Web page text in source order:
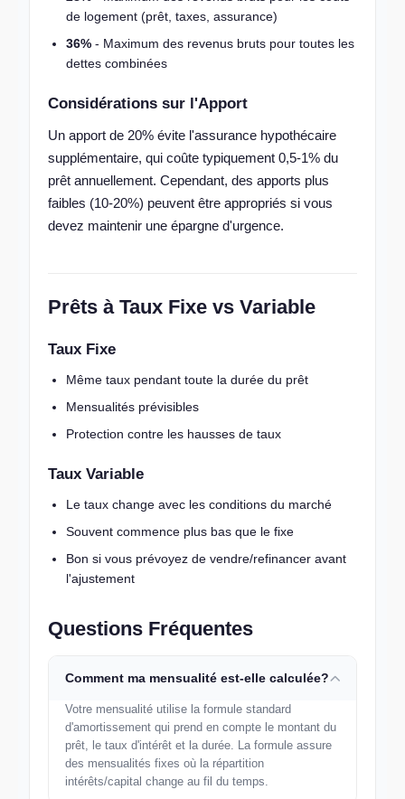
de logement (prêt, taxes, assurance)
36% - Maximum des revenus bruts pour toutes les
dettes combinées
Considérations sur l'Apport
Un apport de 20% évite l'assurance hypothécaire
supplémentaire, qui coûte typiquement 0,5-1% du
prêt annuellement. Cependant, des apports plus
faibles (10-20%) peuvent être appropriés si vous
devez maintenir une épargne d'urgence.
Prêts à Taux Fixe vs Variable
Taux Fixe
Même taux pendant toute la durée du prêt
Mensualités prévisibles
Protection contre les hausses de taux
Taux Variable
Le taux change avec les conditions du marché
Souvent commence plus bas que le fixe
Bon si vous prévoyez de vendre/refinancer avant
l'ajustement
Questions Fréquentes
Comment ma mensualité est-elle calculée?
Votre mensualité utilise la formule standard
d'amortissement qui prend en compte le montant du
prêt, le taux d'intérêt et la durée. La formule assure
des mensualités fixes où la répartition
intérêts/capital change au fil du temps.